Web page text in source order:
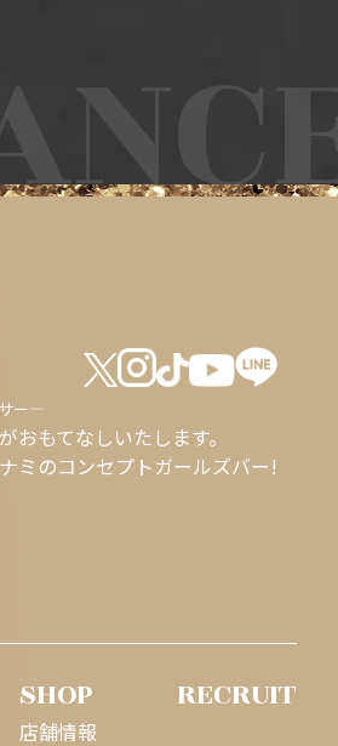
ー―
おもてなしいたします。
ミのコンセプトガールズバー!
SHOP
店舗情報
RECRUIT